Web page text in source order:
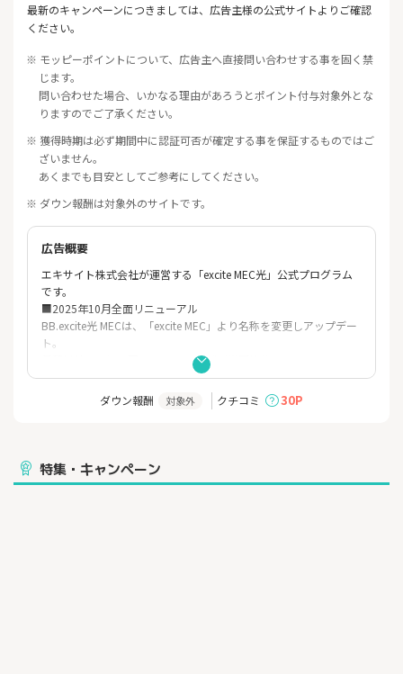
最新のキャンペーンにつきましては、広告主様の公式サイトよりご確認
ください。
※ モッピーポイントについて、広告主へ直接問い合わせする事を固く禁
じます。
問い合わせた場合、いかなる理由があろうとポイント付与対象外とな
りますのでご了承ください。
※ 獲得時期は必ず期間中に認証可否が確定する事を保証するものではご
ざいません。
あくまでも目安としてご参考にしてください。
※ ダウン報酬は対象外のサイトです。
広告概要
エキサイト株式会社が運営する「excite MEC光」公式プログラム
です。
■2025年10月全面リニューアル
BB.excite光 MECは、「excite MEC」より名称を変更しアップデー
ト。
月額以外は一切不要のIPv6 IPoE 1ギガ光回線サービス。
■BB.excite光 MECの特徴
1.「月額料金しかいらない」料金体系
・工事費など他の費用は一切不要。
土日や祝日に工事する際の追加費用や、引越しなどの費用も一
ダウン報酬 対象外 クチコミ 30P
特集・キャンペーン